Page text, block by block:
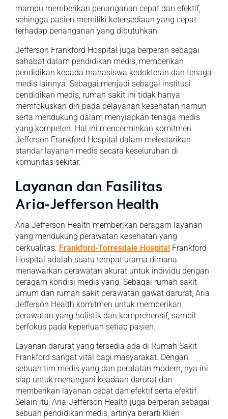
mampu memberikan penanganan cepat dan efektif,
sehingga pasien memiliki ketersediaan yang cepat
terhadap penanganan yang dibutuhkan.
Jefferson Frankford Hospital juga berperan sebagai
sahabat dalam pendidikan medis, memberikan
pendidikan kepada mahasiswa kedokteran dan tenaga
medis lainnya. Sebagai menjadi sebagai institusi
pendidikan medis, rumah sakit ini tidak hanya
memfokuskan diri pada pelayanan kesehatan namun
serta mendukung dalam menyiapkan tenaga medis
yang kompeten. Hal ini mencerminkan komitmen
Jefferson Frankford Hospital dalam melestarikan
standar layanan medis secara keseluruhan di
komunitas sekitar.
Layanan dan Fasilitas
Aria‑Jefferson Health
Aria Jefferson Health memberikan beragam layanan
yang mendukung perawatan kesehatan yang
berkualitas. Frankford-Torresdale Hospital Frankford
Hospital adalah suatu tempat utama dimana
menawarkan perawatan akurat untuk individu dengan
beragam kondisi medis yang. Sebagai rumah sakit
umum dan rumah sakit perawatan gawat darurat, Aria
Jefferson Health komitmen untuk memberikan
perawatan yang holistik dan komprehensif, sambil
berfokus pada keperluan setiap pasien.
Layanan darurat yang tersedia ada di Rumah Sakit
Frankford sangat vital bagi masyarakat. Dengan
sebuah tim medis yang dan peralatan modern, nya ini
siap untuk menangani keadaan darurat dan
memberikan layanan cepat dan efektif serta efektif.
Selain itu, Aria-Jefferson Health juga berperan sebagai
sebuah pendidikan medis, artinya berarti klien